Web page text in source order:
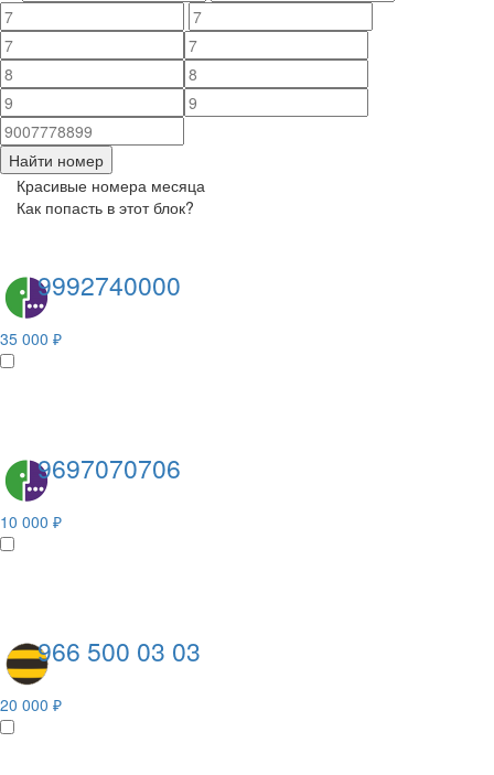
Найти номер
Красивые номера месяца
Как попасть в этот блок?
9992740000
35 000 ₽
9697070706
10 000 ₽
966 500 03 03
20 000 ₽